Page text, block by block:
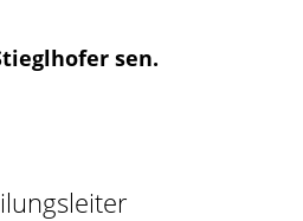
sen.